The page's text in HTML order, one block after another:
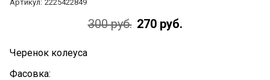
Артикул: 2225422849
300 руб. 270 руб.
Черенок колеуса
Фасовка: